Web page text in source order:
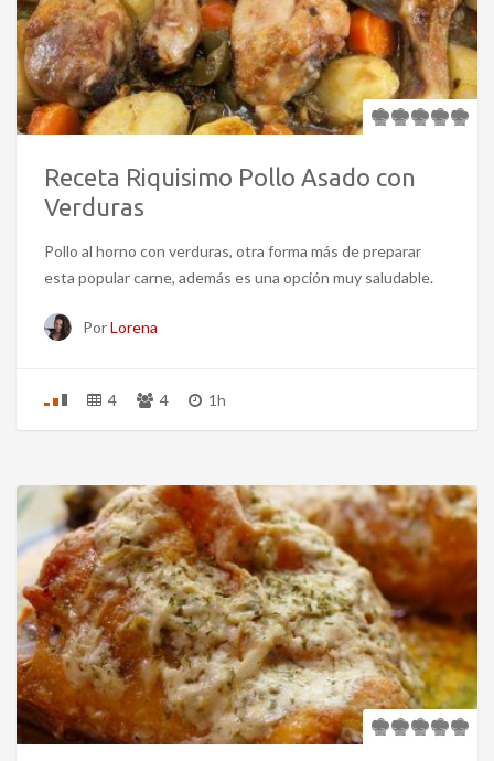
Receta Riquisimo Pollo Asado con
Verduras
Pollo al horno con verduras, otra forma más de preparar
esta popular carne, además es una opción muy saludable.
PorLorena
4 4 1h